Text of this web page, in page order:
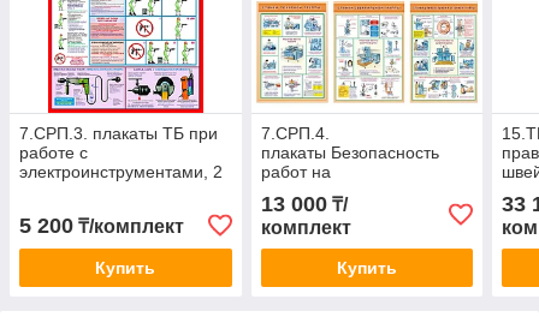
7.СРП.3. плакаты ТБ при
работе с
электроинструментами, 2
5 200 ₸/комплект
Купить
7.СРП.4.
плакаты Безопасность
работ на
металлообрабатывающих
станках, 5 шт
13 000₸/
комплект
Купить
33